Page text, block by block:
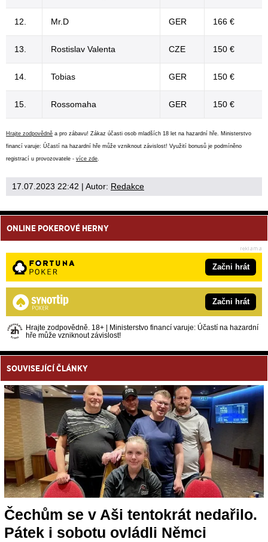
12. Mr.D GER 166 €
13. Rostislav Valenta CZE 150 €
14. Tobias GER 150 €
15. Rossomaha GER 150 €
Hrajte zodpovědně a pro zábavu! Zákaz účasti osob mladších 18 let na hazardní hře. Ministerstvo
financí varuje: Účastí na hazardní hře může vzniknout závislost! Využití bonusů je podmíněno
registrací u provozovatele - více zde.
17.07.2023 22:42 | Autor: Redakce
ONLINE POKEROVÉ HERNY
Začni hrát
Začni hrát
Hrajte zodpovědně. 18+ | Ministerstvo financí varuje: Účastí na hazardní
hře může vzniknout závislost!
SOUVISEJÍCÍ ČLÁNKY
Čechům se v Aši tentokrát nedařilo.
Pátek i sobotu ovládli Němci